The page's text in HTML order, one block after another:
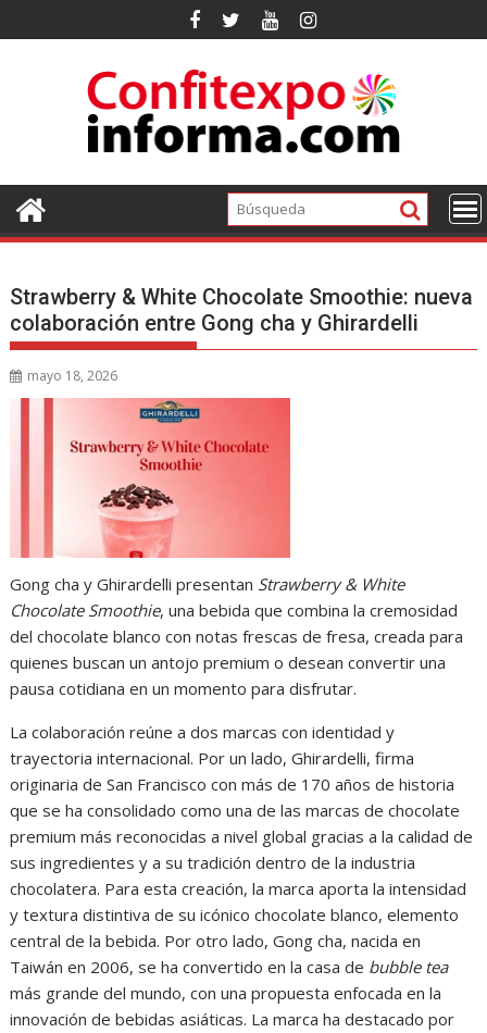
al
Strawberry & White Chocolate Smoothie: nueva
colaboración entre Gong cha y Ghirardelli
mayo 18, 2026
Gong cha y Ghirardelli presentan Strawberry & White
Chocolate Smoothie, una bebida que combina la cremosidad
del chocolate blanco con notas frescas de fresa, creada para
quienes buscan un antojo premium o desean convertir una
pausa cotidiana en un momento para disfrutar.
La colaboración reúne a dos marcas con identidad y
trayectoria internacional. Por un lado, Ghirardelli, firma
originaria de San Francisco con más de 170 años de historia
que se ha consolidado como una de las marcas de chocolate
premium más reconocidas a nivel global gracias a la calidad de
sus ingredientes y a su tradición dentro de la industria
chocolatera. Para esta creación, la marca aporta la intensidad
y textura distintiva de su icónico chocolate blanco, elemento
central de la bebida. Por otro lado, Gong cha, nacida en
Taiwán en 2006, se ha convertido en la casa de bubble tea
más grande del mundo, con una propuesta enfocada en la
innovación de bebidas asiáticas. La marca ha destacado por